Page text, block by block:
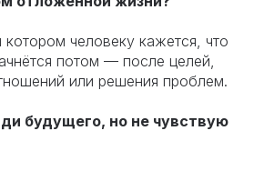
человеку кажется, что
потом — после целей,
или решения проблем.
будущего, но не чувствую